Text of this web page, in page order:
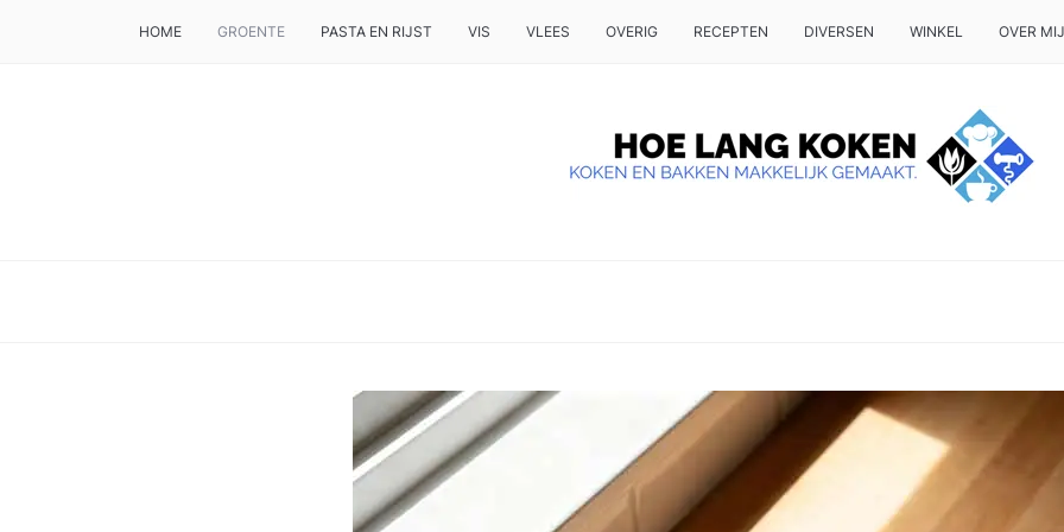
HOME GROENTE PASTA EN RIJST VIS VLEES OVERIG RECEPTEN DIVERSEN WINKEL OVER MIJ